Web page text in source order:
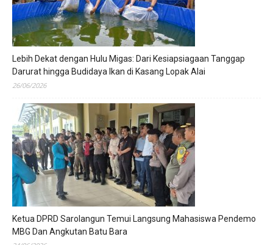
Lebih Dekat dengan Hulu Migas: Dari Kesiapsiagaan Tanggap
Darurat hingga Budidaya Ikan di Kasang Lopak Alai
26/06/2026
Ketua DPRD Sarolangun Temui Langsung Mahasiswa Pendemo
MBG Dan Angkutan Batu Bara